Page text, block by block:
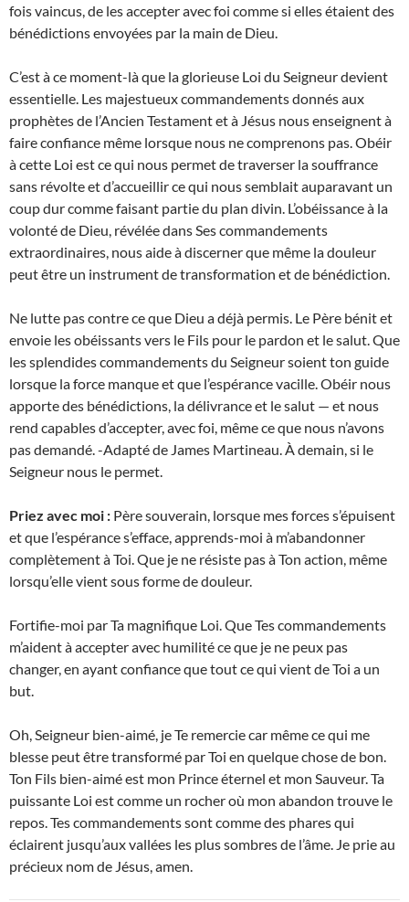
fois vaincus, de les accepter avec foi comme si elles étaient des
bénédictions envoyées par la main de Dieu.
C’est à ce moment-là que la glorieuse Loi du Seigneur devient
essentielle. Les majestueux commandements donnés aux
prophètes de l’Ancien Testament et à Jésus nous enseignent à
faire confiance même lorsque nous ne comprenons pas. Obéir
à cette Loi est ce qui nous permet de traverser la souffrance
sans révolte et d’accueillir ce qui nous semblait auparavant un
coup dur comme faisant partie du plan divin. L’obéissance à la
volonté de Dieu, révélée dans Ses commandements
extraordinaires, nous aide à discerner que même la douleur
peut être un instrument de transformation et de bénédiction.
Ne lutte pas contre ce que Dieu a déjà permis. Le Père bénit et
envoie les obéissants vers le Fils pour le pardon et le salut. Que
les splendides commandements du Seigneur soient ton guide
lorsque la force manque et que l’espérance vacille. Obéir nous
apporte des bénédictions, la délivrance et le salut — et nous
rend capables d’accepter, avec foi, même ce que nous n’avons
pas demandé. -Adapté de James Martineau. À demain, si le
Seigneur nous le permet.
Priez avec moi : Père souverain, lorsque mes forces s’épuisent
et que l’espérance s’efface, apprends-moi à m’abandonner
complètement à Toi. Que je ne résiste pas à Ton action, même
lorsqu’elle vient sous forme de douleur.
Fortifie-moi par Ta magnifique Loi. Que Tes commandements
m’aident à accepter avec humilité ce que je ne peux pas
changer, en ayant confiance que tout ce qui vient de Toi a un
but.
Oh, Seigneur bien-aimé, je Te remercie car même ce qui me
blesse peut être transformé par Toi en quelque chose de bon.
Ton Fils bien-aimé est mon Prince éternel et mon Sauveur. Ta
puissante Loi est comme un rocher où mon abandon trouve le
repos. Tes commandements sont comme des phares qui
éclairent jusqu’aux vallées les plus sombres de l’âme. Je prie au
précieux nom de Jésus, amen.